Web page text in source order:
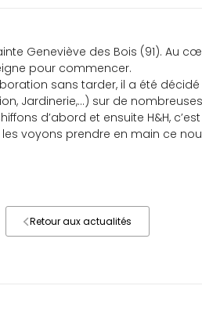
Geneviève des Bois (91). Au
pour commencer.
sans tarder, il a été décidé
Jardinerie,…) sur de
d’abord et ensuite H&H,
voyons prendre en main ce
Retour aux actualités